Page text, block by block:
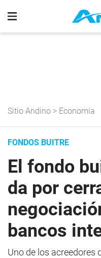
Sitio Andino > Economía
FONDOS BUITRE
El fondo
da por
bancos
Uno de los acreedores